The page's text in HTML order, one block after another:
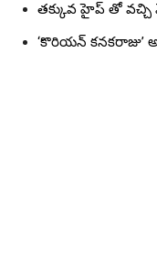
తక్కువ హైప్ తో వచ్చి
‘కొరియన్ కనకరాజు’